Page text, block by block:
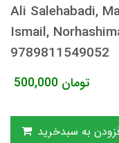
Ali Salehabadi,
Ismail,
9789811549052
500,000 تومان
به سبدخرید